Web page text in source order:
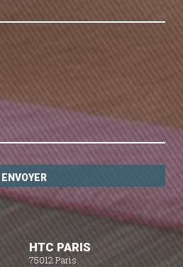
HTC PARIS
75012 Paris